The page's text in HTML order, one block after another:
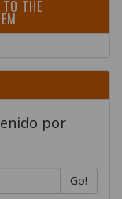
THE
por
Go!